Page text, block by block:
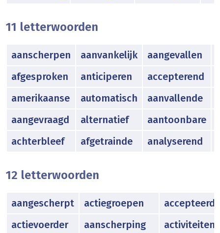
11 letterwoorden
aanscherpen aanvankelijk aangevallen
afgesproken
anticiperen accepterend
amerikaanse
automatisch aanvallende
aangevraagd
alternatief aantoonbare
achterbleef
afgetrainde analyserend
12 letterwoorden
aangescherpt actiegroepen
actievoerder
aanscherping activiteiten